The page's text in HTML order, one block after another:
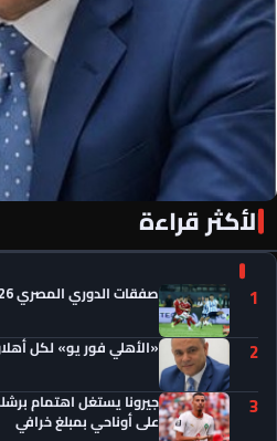
«الأهلي فور يو» لكل أهلاوي في كل مكان
الأكثر قراءة
1 صفقات الدوري المصري 2026-2027.. أحدث تعاقدات الأندية
2 «الأهلي فور يو» لكل
3 جيرونا يستغل اهتمام
على أوناحي بمبلغ خرافي